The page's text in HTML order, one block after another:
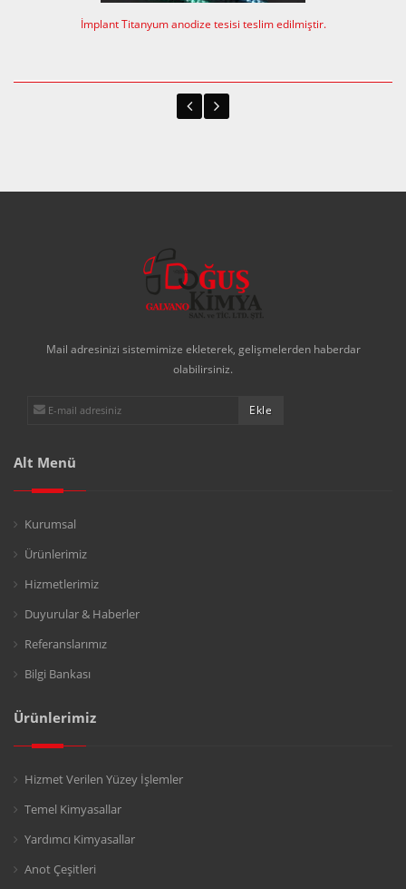
İmplant Titanyum anodize tesisi teslim edilmiştir.
Mail adresinizi sistemimize ekleterek, gelişmelerden haberdar
olabilirsiniz.
Alt Menü
Kurumsal
Ürünlerimiz
Hizmetlerimiz
Duyurular & Haberler
Referanslarımız
Bilgi Bankası
Ürünlerimiz
Hizmet Verilen Yüzey İşlemler
Temel Kimyasallar
Yardımcı Kimyasallar
Anot Çeşitleri